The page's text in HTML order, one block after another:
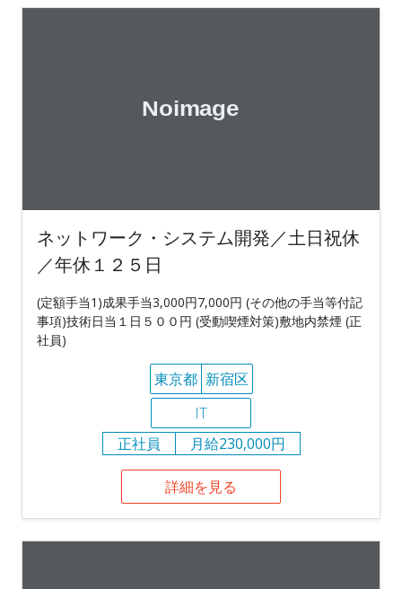
ネットワーク・システム開発／土日祝休
／年休１２５日
(定額手当1)成果手当3,000円7,000円 (その他の手当等付記
事項)技術日当１日５００円 (受動喫煙対策)敷地内禁煙 (正
社員)
東京都 新宿区
IT
正社員
月給230,000円
詳細を見る